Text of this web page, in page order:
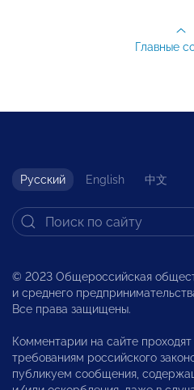
Главные
Русский English 中文
© 2023 Общероссийская
и среднего
Все права защищены.
Комментарии на сайте
требованиям российского
публикуем сообщения,